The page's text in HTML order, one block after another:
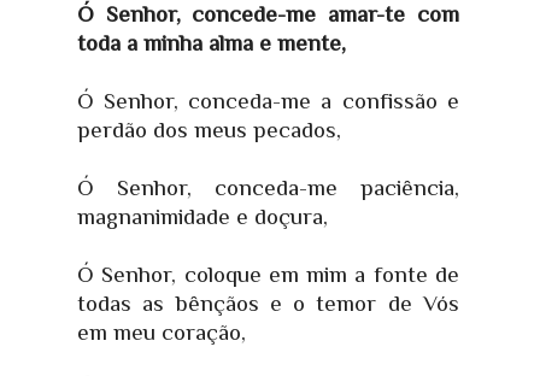
Ó Senhor, concede-me amar-te com
toda a minha alma e mente,
Ó Senhor, conceda-me a confissão e
perdão dos meus pecados,
Ó Senhor, conceda-me paciência,
magnanimidade e doçura,
Ó Senhor, coloque em mim a fonte de
todas as bênçãos e o temor de Vós
em meu coração,